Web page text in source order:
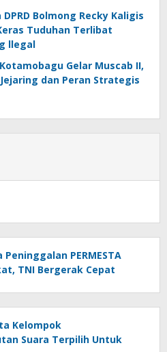
Bolmong Recky Kaligis
Tuduhan Terlibat
llegal
Gelar Muscab II,
dan Peran Strategis
PERMESTA
TNI Bergerak Cepat
Kelompok
Suara Terpilih Untuk